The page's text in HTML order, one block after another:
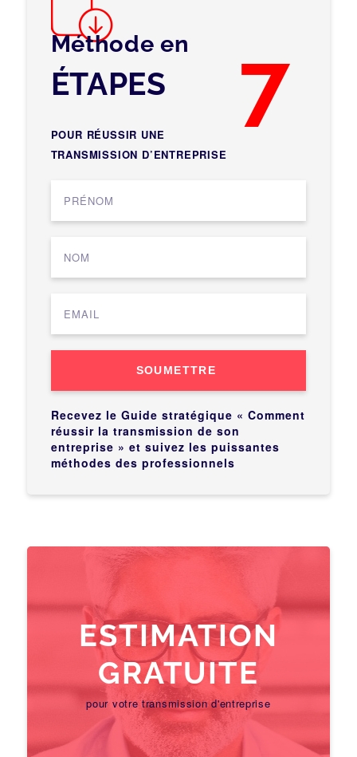
Méthode en 7
ÉTAPES
POUR RÉUSSIR UNE
TRANSMISSION D’ENTREPRISE
SOUMETTRE
Recevez le Guide stratégique « Comment
réussir la transmission de son
entreprise » et suivez les puissantes
méthodes des professionnels
ESTIMATION
GRATUITE
pour votre transmission d'entreprise